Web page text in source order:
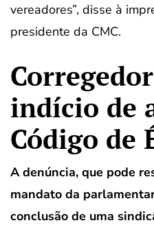
vereadores”, disse à
presidente da CMC.
indício de
Código de
A denúncia, que pode
mandato da
conclusão de uma